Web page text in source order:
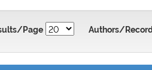
Page Authors/